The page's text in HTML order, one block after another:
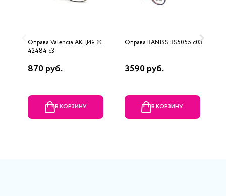
Оправа Valencia AKЦИЯ Ж
42484 c3
870 руб.
В КОРЗИНУ
Оправа BANISS BS5055 c03
3590 руб.
В КОРЗИНУ